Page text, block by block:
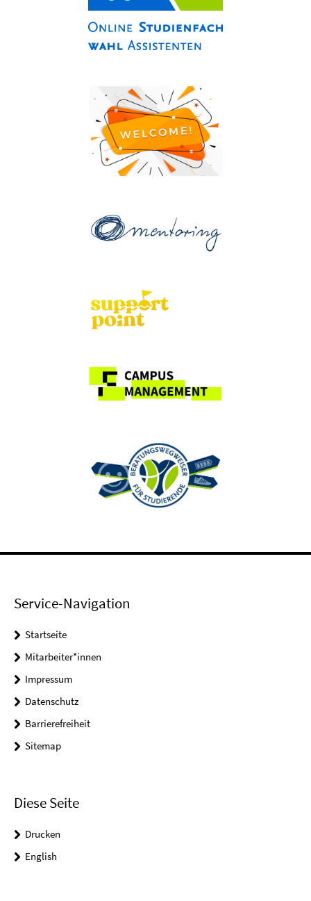
Service-Navigation
Startseite
Mitarbeiter*innen
Impressum
Datenschutz
Barrierefreiheit
Sitemap
Diese Seite
Drucken
English